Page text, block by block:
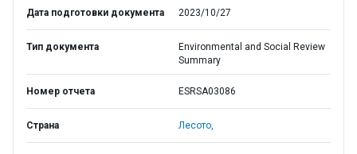
Дата подготовки документа 2023/10/27
Тип документа
Environmental and Social Review
Summary
Номер отчета ESRSA03086
Страна Лесото,